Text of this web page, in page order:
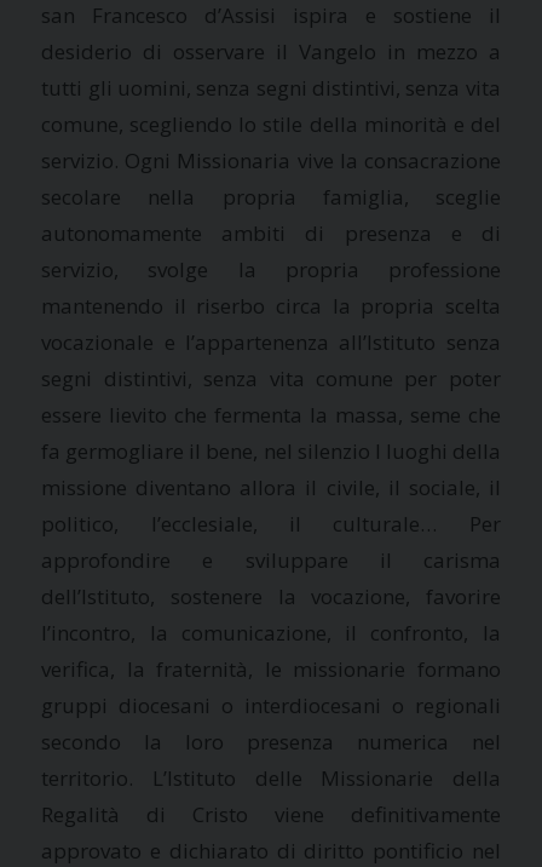
san Francesco d’Assisi ispira e sostiene il
desiderio di osservare il Vangelo in mezzo a
tutti gli uomini, senza segni distintivi, senza vita
comune, scegliendo lo stile della minorità e del
servizio. Ogni Missionaria vive la consacrazione
secolare nella propria famiglia, sceglie
autonomamente ambiti di presenza e di
servizio, svolge la propria professione
mantenendo il riserbo circa la propria scelta
vocazionale e l’appartenenza all’Istituto senza
segni distintivi, senza vita comune per poter
essere lievito che fermenta la massa, seme che
fa germogliare il bene, nel silenzio I luoghi della
missione diventano allora il civile, il sociale, il
politico, l’ecclesiale, il culturale… Per
approfondire e sviluppare il carisma
dell’Istituto, sostenere la vocazione, favorire
l’incontro, la comunicazione, il confronto, la
verifica, la fraternità, le missionarie formano
gruppi diocesani o interdiocesani o regionali
secondo la loro presenza numerica nel
territorio. L’Istituto delle Missionarie della
Regalità di Cristo viene definitivamente
approvato e dichiarato di diritto pontificio nel